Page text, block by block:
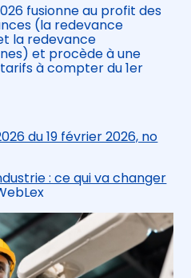
fusionne au profit des
(la redevance
la redevance
et procède à une
à compter du 1er
du 19 février 2026, no
: ce qui va changer